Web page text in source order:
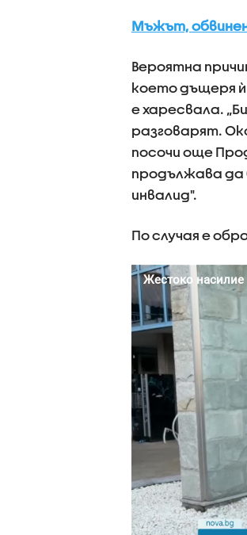
Мъжът, обвинен
Вероятна
което дъщеря
е харесвала.
разговарят.
посочи още
продължава да
инвалид".
По случая е